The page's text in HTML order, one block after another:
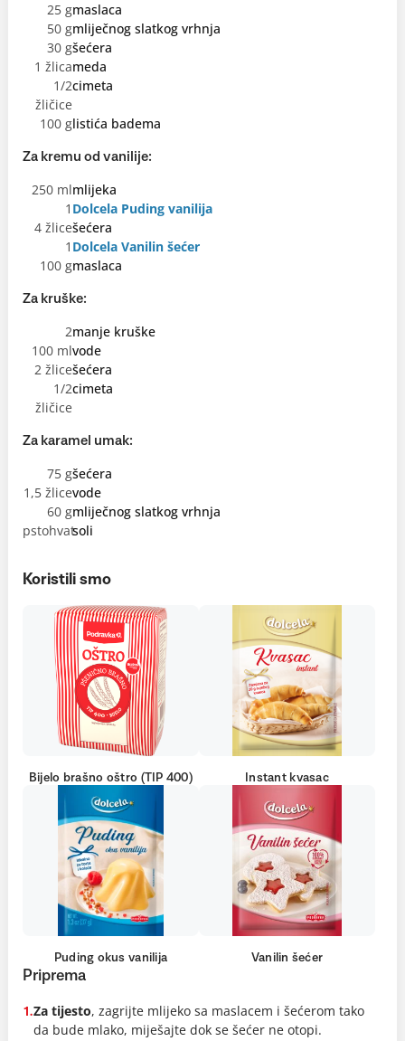
25 gmaslaca
50 gmliječnog slatkog vrhnja
30 gšećera
1 žlicameda
1/2
žličice
cimeta
100 glistića badema
Za kremu od vanilije:
250 mlmlijeka
1 Dolcela Puding vanilija
4 žlicešećera
1 Dolcela Vanilin šećer
100 gmaslaca
Za kruške:
2manje kruške
100 mlvode
2 žlicešećera
1/2
žličice
cimeta
Za karamel umak:
75 gšećera
1,5 žlicevode
60 gmliječnog slatkog vrhnja
pstohvatsoli
Koristili smo
Bijelo brašno oštro (TIP 400) Instant kvasac
Puding okus vanilija Vanilin šećer
Priprema
1.Za tijesto, zagrijte mlijeko sa maslacem i šećerom tako
da bude mlako, miješajte dok se šećer ne otopi.